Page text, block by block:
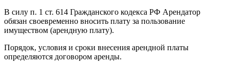
В силу п. 1 ст. 614 Гражданского кодекса РФ Арендатор
обязан своевременно вносить плату за пользование
имуществом (арендную плату).
Порядок, условия и сроки внесения арендной платы
определяются договором аренды.